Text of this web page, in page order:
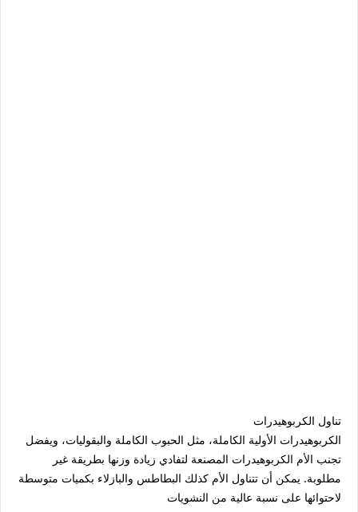
تناول الكربوهيدرات
الكربوهيدرات الأولية الكاملة، مثل الحبوب الكاملة والبقوليات، ويفضل
تجنب الأم الكربوهيدرات المصنعة لتفادي زيادة وزنها بطريقة غير
مطلوبة. يمكن أن تتناول الأم كذلك البطاطس والبازلاء بكميات متوسطة
لاحتوائها على نسبة عالية من النشويات